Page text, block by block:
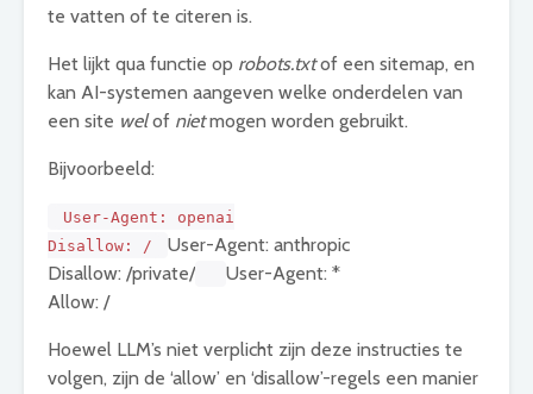
te vatten of te citeren is.
Het lijkt qua functie op robots.txtof een sitemap, en
kan AI-systemen aangeven welke onderdelen van
een site welof nietmogen worden gebruikt.
Bijvoorbeeld:
User-Agent: openai
Disallow: /
User-Agent: anthropic
Disallow: /private/
User-Agent: *
Allow: /
Hoewel LLM’s niet verplicht zijn deze instructies te
volgen, zijn de ‘allow’ en ‘disallow’-regels een manier